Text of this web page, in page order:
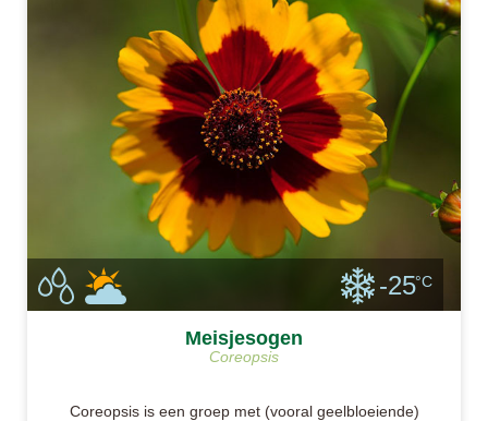
Meisjesogen
Coreopsis
-25°C
Coreopsis is een groep met (vooral geelbloeiende)